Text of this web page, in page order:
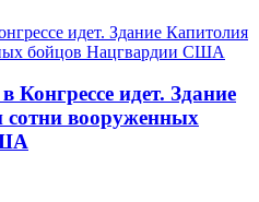
Конгрессе идет. Здание
сотни вооруженных